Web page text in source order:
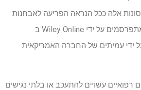
אלה ככל הנראה הפריעה לאבחנות
ידי עמיתים של החברה האמריקאית
רפואיים עשויים להתעכב או בלתי נגישים